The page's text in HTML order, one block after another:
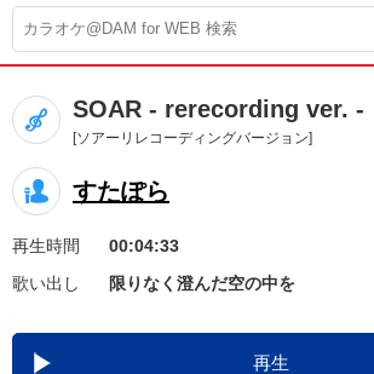
DAM★とも録音
カラオケ＠DAM
ユーザー検索
キャンペーン
お知らせ よくあるご質問
DAMの新曲・ランキングな
カラオケ最新情報をチェック
SOAR - rerecording ver. -
[ソアーリレコーディングバージョン]
すたぽら
再生時間
00:04:33
歌い出し
限りなく澄んだ空の中を
再生